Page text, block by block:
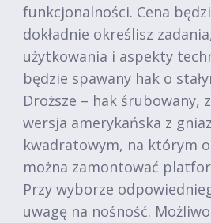
funkcjonalności. Cena
dokładnie określisz
użytkowania i aspekty
będzie spawany hak o
Droższe – hak śrubowany,
wersja amerykańska z
kwadratowym, na którym
można zamontować
Przy wyborze
uwagę na nośność.